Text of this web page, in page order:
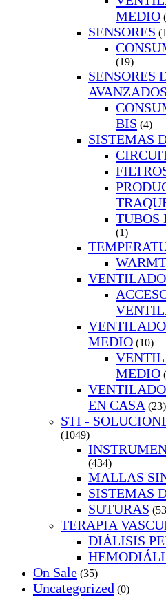
MEDIO
SENSORES
(19)
SENSORES
AVANZADOS
BIS (4)
SISTEMAS
TUBOS
(1)
MEDIO (10)
MEDIO
EN CASA (23)
STI -
(1049)
(434)
MALLAS
SISTEMAS
SUTURAS
TERAPIA
DIÁLISIS
On Sale (35)
Uncategorized (0)